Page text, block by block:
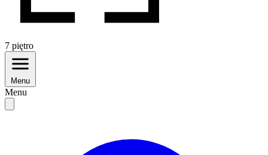
7 piętro
Menu
Menu